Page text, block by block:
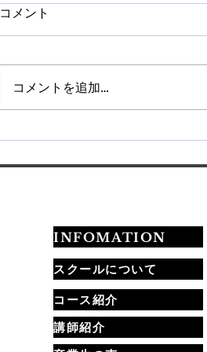
法まで学べます
コメント
コメントを追加…
INFOMATION
スクールについて
コース紹介
講師紹介